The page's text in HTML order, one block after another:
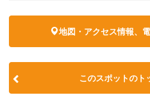
地図・アクセス情報、
このスポットのト